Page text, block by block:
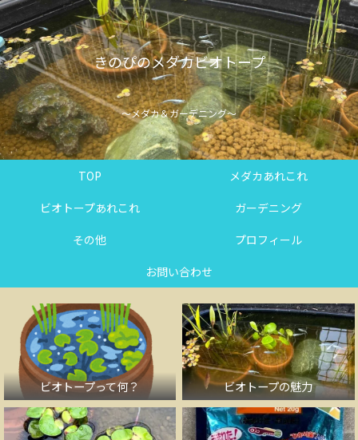
きのぴのメダカビオトープ
～メダカ＆ガーデニング～
TOP
メダカあれこれ
ビオトープあれこれ
ガーデニング
その他
プロフィール
お問い合わせ
ビオトープって何？ ビオトープの魅力